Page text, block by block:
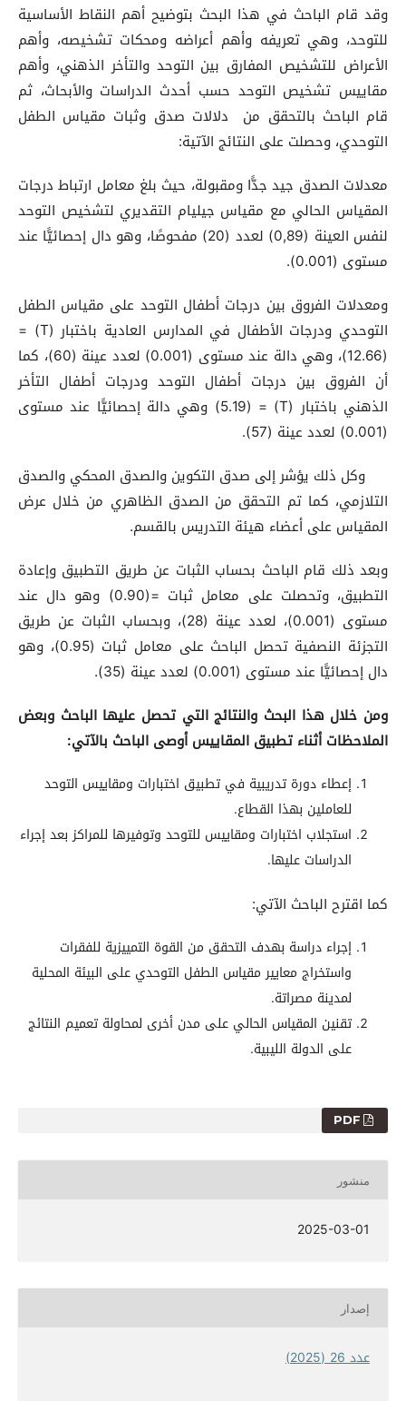
وقد قام الباحث في هذا البحث بتوضيح أهم النقاط الأساسية
للتوحد، وهي تعريفه وأهم أعراضه ومحكات تشخيصه، وأهم
الأعراض للتشخيص المفارق بين التوحد والتأخر الذهني، وأهم
مقاييس تشخيص التوحد حسب أحدث الدراسات والأبحاث، ثم
قام الباحث بالتحقق من دلالات صدق وثبات مقياس الطفل
التوحدي، وحصلت على النتائج الآتية:
معدلات الصدق جيد جدًّا ومقبولة، حيث بلغ معامل ارتباط درجات
المقياس الحالي مع مقياس جيليام التقديري لتشخيص التوحد
لنفس العينة (0,89) لعدد (20) مفحوصًا، وهو دال إحصائيًّا عند
مستوى (0.001).
ومعدلات الفروق بين درجات أطفال التوحد على مقياس الطفل
التوحدي ودرجات الأطفال في المدارس العادية باختبار (T) =
(12.66)، وهي دالة عند مستوى (0.001) لعدد عينة (60)، كما
أن الفروق بين درجات أطفال التوحد ودرجات أطفال التأخر
الذهني باختبار (T) = (5.19) وهي دالة إحصائيًّا عند مستوى
(0.001) لعدد عينة (57).
وكل ذلك يؤشر إلى صدق التكوين والصدق المحكي والصدق
التلازمي، كما تم التحقق من الصدق الظاهري من خلال عرض
المقياس على أعضاء هيئة التدريس بالقسم.
وبعد ذلك قام الباحث بحساب الثبات عن طريق التطبيق وإعادة
التطبيق، وتحصلت على معامل ثبات =(0.90) وهو دال عند
مستوى (0.001)، لعدد عينة (28)، وبحساب الثبات عن طريق
التجزئة النصفية تحصل الباحث على معامل ثبات (0.95)، وهو
دال إحصائيًّا عند مستوى (0.001) لعدد عينة (35).
ومن خلال هذا البحث والنتائج التي تحصل عليها الباحث وبعض
الملاحظات أثناء تطبيق المقاييس أوصى الباحث بالآتي:
إعطاء دورة تدريبية في تطبيق اختبارات ومقاييس التوحد
للعاملين بهذا القطاع.
استجلاب اختبارات ومقاييس للتوحد وتوفيرها للمراكز بعد إجراء
الدراسات عليها.
كما اقترح الباحث الآتي:
إجراء دراسة بهدف التحقق من القوة التمييزية للفقرات
واستخراج معايير مقياس الطفل التوحدي على البيئة المحلية
لمدينة مصراتة.
تقنين المقياس الحالي على مدن أخرى لمحاولة تعميم النتائج
على الدولة الليبية.
PDF
منشور
2025-03-01
إصدار
عدد 26 (2025)